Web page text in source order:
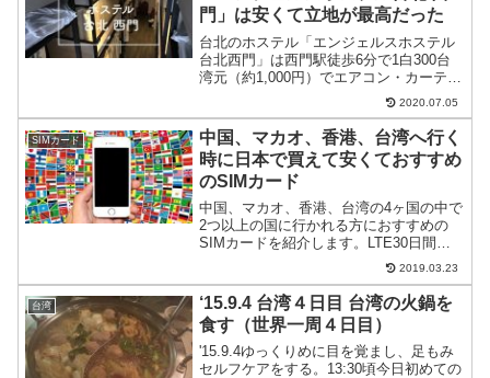
門」は安くて立地が最高だった
台北のホステル「エンジェルスホステル
台北西門」は西門駅徒歩6分で1白300台
湾元（約1,000円）でエアコン・カーテ
ン・読書灯・コンセント・セキュリティ
ボックス付きで快適なホステルでオスス
メできるので紹介します。
2020.07.05
SIMカード
中国、マカオ、香港、台湾へ行く
時に日本で買えて安くておすすめ
のSIMカード
中国、マカオ、香港、台湾の4ヶ国の中で
2つ以上の国に行かれる方におすすめの
SIMカードを紹介します。LTE30日間有
効で4GBのインターネットデータ容量、
日本で事前にSIMカードを購入できるか
ら安心のSIMカード。
2019.03.23
台湾
‘15.9.4 台湾４日目 台湾の火鍋を
食す（世界一周４日目）
'15.9.4ゆっくりめに目を覚まし、足もみ
セルフケアをする。13:30頃今日初めての